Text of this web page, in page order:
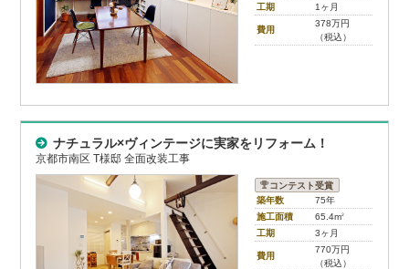
工期 1ヶ月
費用
378万円
（税込）
ナチュラル×ヴィンテージに実家をリフォーム！
京都市南区 T様邸 全面改装工事
コンテスト受賞
築年数
75年
施工面積
65.4m2
工期 3ヶ月
費用
770万円
（税込）